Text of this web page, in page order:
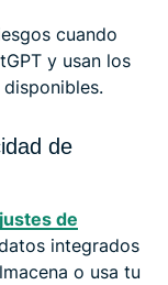
cuando
y usan los
de
de
integrados
o usa tu